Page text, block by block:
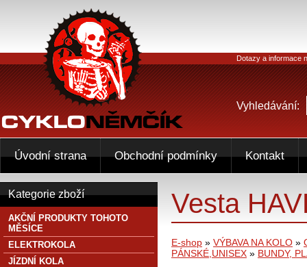
Vesta
E-shop » VÝBAVA NA KOLO »
PÁNSKÉ,UNISEX » BUNDY,
Kategorie zboží
AKČNÍ PRODUKTY TOHOTO
MĚSÍCE
ELEKTROKOLA
JÍZDNÍ KOLA
Dotazy a informace
Vyhledávání:
Úvodní strana Obchodní podmínky Kontakt